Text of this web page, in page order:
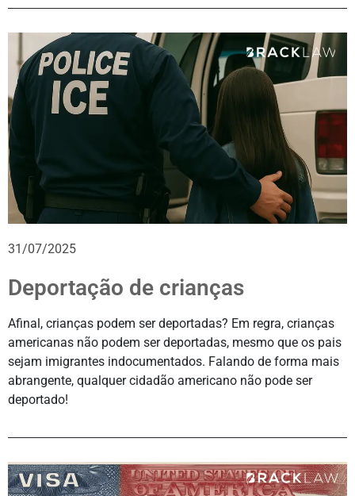
31/07/2025
Deportação de crianças
Afinal, crianças podem ser deportadas? Em regra, crianças
americanas não podem ser deportadas, mesmo que os pais
sejam imigrantes indocumentados. Falando de forma mais
abrangente, qualquer cidadão americano não pode ser
deportado!